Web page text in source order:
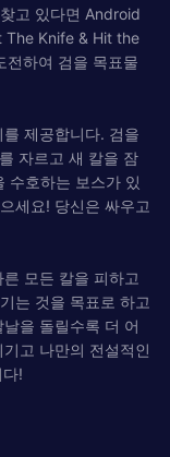
고 있다면 Android
The Knife & Hit the
전하여 검을 목표물
제공합니다. 검️을
자르고 새 칼을 잠
수호하는 보스가 있
세요! 당신은 싸우고
모든 칼을 피하고
는 것을 목표로 하고
을 돌릴수록 더 어
고 나만의 전설적인
!